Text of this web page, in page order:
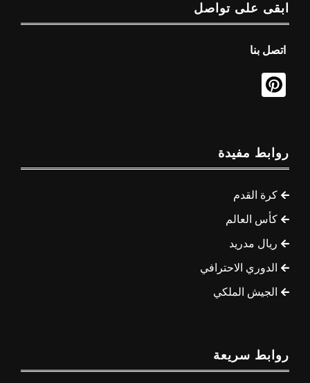
ابقى على تواصل
اتصل بنا
روابط مفيدة
كرة القدم
كأس العالم
ريال مدريد
الدوري الاحترافي
الجيش الملكي
روابط سريعة